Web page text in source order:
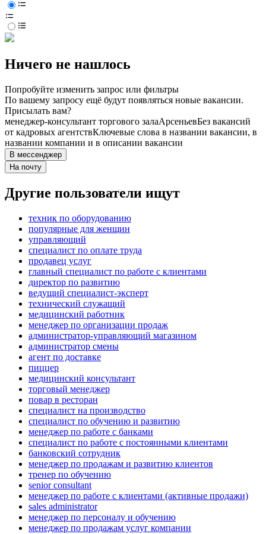
Ничего не нашлось
Попробуйте изменить запрос или фильтры
По вашему запросу ещё будут появляться новые вакансии.
Присылать вам?
менеджер-консультант торгового залаАрсеньевБез вакансий
от кадровых агентствКлючевые слова в названии вакансии, в
названии компании и в описании вакансии
В мессенджер
На почту
Другие пользователи ищут
техник по оборудованию
популярные для женщин
управляющий
специалист по оплате труда
продавец услуг
главный специалист по работе с клиентами
директор по развитию
ведущий специалист-эксперт
технический служащий
медицинский работник
менеджер по организации продаж
администратор-управляющий магазином
администратор смены
агент по доставке
пиццер
медицинский консультант
торговый менеджер
повар в ресторан
специалист на производство
специалист по обучению и развитию
менеджер по работе с банками
специалист по работе с постоянными клиентами
банковский сотрудник
менеджер по продажам и развитию клиентов
тренер по обучению
senior consultant
менеджер по работе с клиентами (активные продажи)
sales administrator
менеджер по персоналу и обучению
менеджер по продажам услуг компании